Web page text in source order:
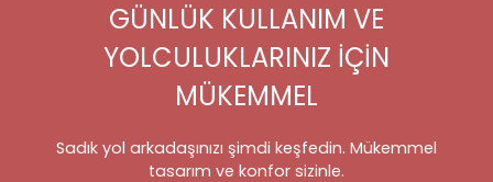
GÜNLÜK KULLANIM VE
YOLCULUKLARINIZ İÇİN
MÜKEMMEL
Sadık yol arkadaşınızı şimdi keşfedin. Mükemmel
tasarım ve konfor sizinle.